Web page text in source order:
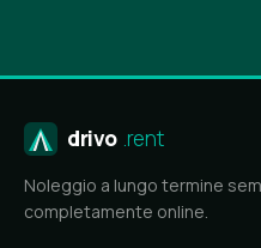
drivo .rent
Noleggio a lungo termine
completamente online.